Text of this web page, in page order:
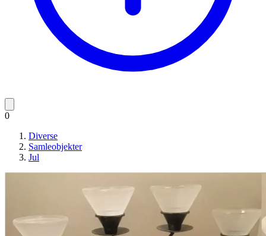
0
Diverse
Samleobjekter
Jul